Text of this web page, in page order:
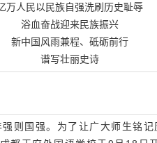
万人民以民族自强洗刷历史耻辱
浴血奋战迎来民族振兴
新中国风雨兼程、砥砺前行
谱写壮丽史诗
则国强。为了让广大师生铭记